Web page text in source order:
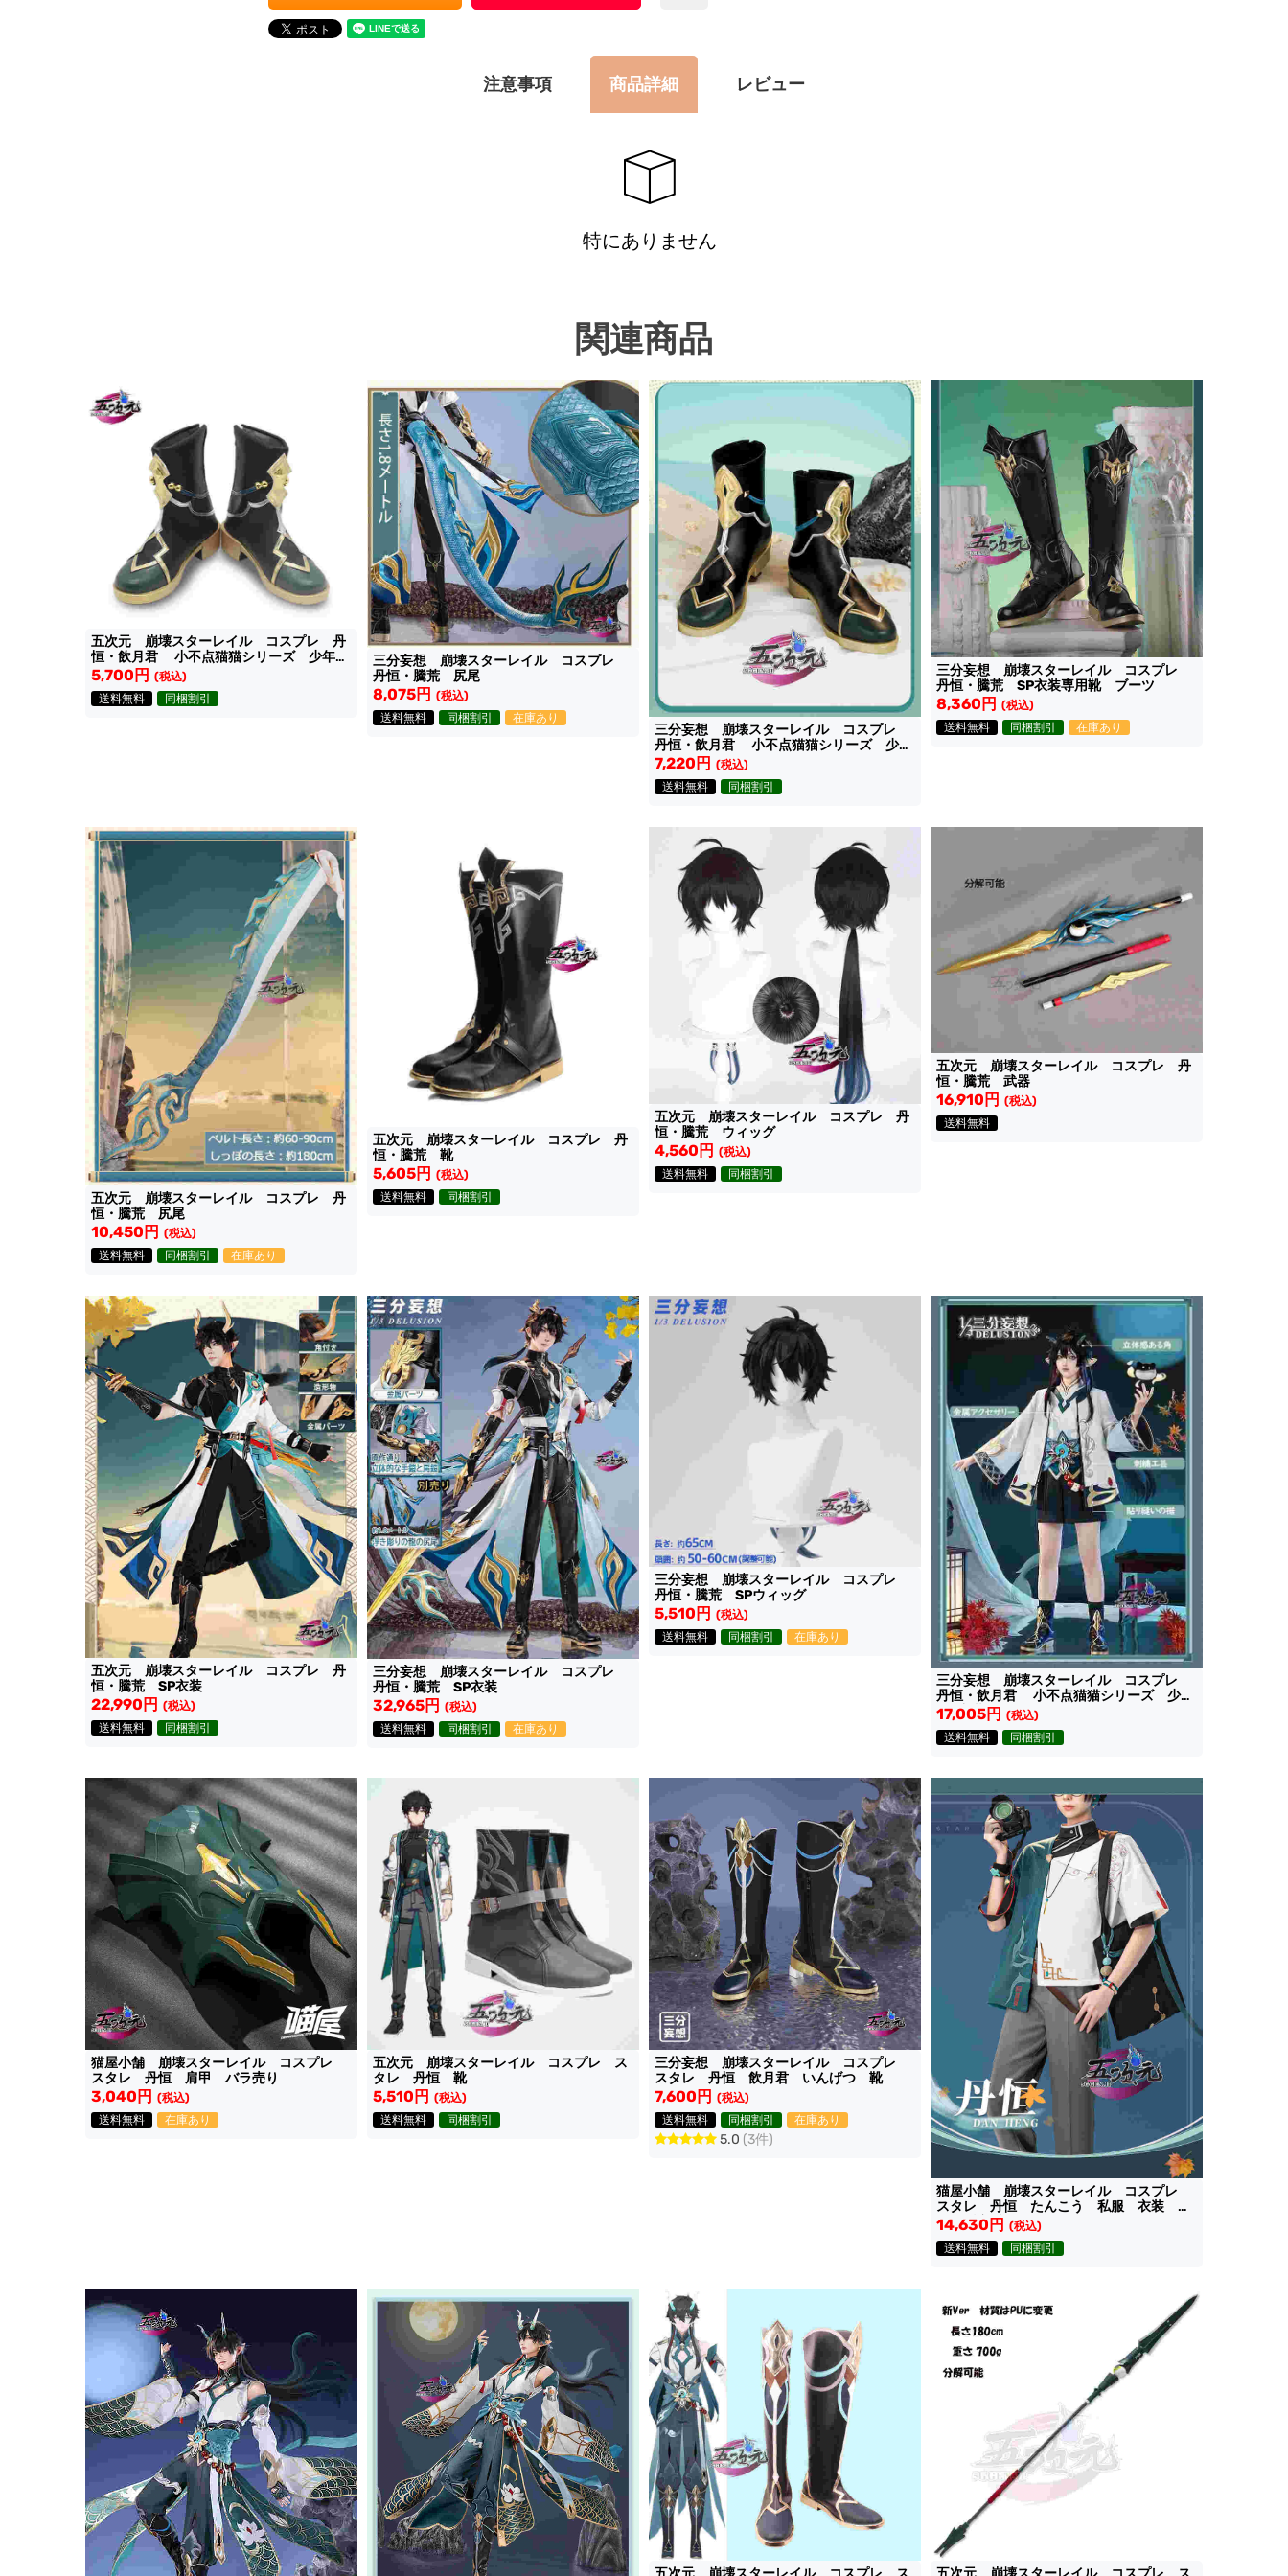
注意事項 商品詳細 レビュー
特にありません
関連商品
五次元 崩壊スターレイル コスプレ 丹
恒・飲月君 小不点猫猫シリーズ 少年Ve
靴
5,700円 (税込)
送料無料
同梱割引
三分妄想 崩壊スターレイル コスプレ
丹恒・騰荒 尻尾
8,075円 (税込)
送料無料
同梱割引 在庫あり
三分妄想 崩壊スターレイル コスプレ
丹恒・飲月君 小不点猫猫シリーズ 少年
Ve靴
7,220円 (税込)
送料無料
同梱割引
三分妄想 崩壊スターレイル コスプレ
丹恒・騰荒 SP衣装専用靴 ブーツ
8,360円 (税込)
送料無料
同梱割引 在庫あり
五次元 崩壊スターレイル コスプレ 丹
恒・騰荒 尻尾
10,450円 (税込)
送料無料
同梱割引 在庫あり
五次元 崩壊スターレイル コスプレ 丹
恒・騰荒 靴
5,605円 (税込)
送料無料
同梱割引
五次元 崩壊スターレイル コスプレ 丹
恒・騰荒 ウィッグ
4,560円 (税込)
送料無料
同梱割引
五次元 崩壊スターレイル コスプレ 丹
恒・騰荒 武器
16,910円 (税込)
送料無料
五次元 崩壊スターレイル コスプレ 丹
恒・騰荒 SP衣装
22,990円 (税込)
送料無料
同梱割引
三分妄想 崩壊スターレイル コスプレ
丹恒・騰荒 SP衣装
32,965円 (税込)
送料無料
同梱割引 在庫あり
三分妄想 崩壊スターレイル コスプレ
丹恒・騰荒 SPウィッグ
5,510円 (税込)
送料無料
同梱割引 在庫あり
三分妄想 崩壊スターレイル コスプレ
丹恒・飲月君 小不点猫猫シリーズ 少年
Ver衣装
17,005円 (税込)
送料無料
同梱割引
猫屋小舗 崩壊スターレイル コスプレ
スタレ 丹恒 肩甲 バラ売り
3,040円 (税込)
送料無料
在庫あり
五次元 崩壊スターレイル コスプレ ス
タレ 丹恒 靴
5,510円 (税込)
送料無料
同梱割引
三分妄想 崩壊スターレイル コスプレ
スタレ 丹恒 飲月君 いんげつ 靴
7,600円 (税込)
送料無料
同梱割引 在庫あり
5.0 (3件)
猫屋小舗 崩壊スターレイル コスプレ
スタレ 丹恒 たんこう 私服 衣装
「西遞宏村」コラボ
14,630円 (税込)
送料無料
同梱割引